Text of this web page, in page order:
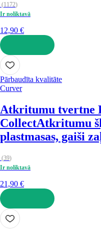
(1172)
Ir noliktavā
12,90 €
LIKT GROZĀ
Pārbaudīta kvalitāte
Curver
Atkritumu tvertne
CollectAtkritumu
plastmasas, gaiši
(39)
Ir noliktavā
21,90 €
LIKT GROZĀ